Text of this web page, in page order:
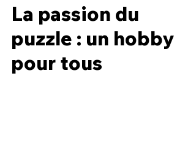
La passion du
puzzle : un hobby
pour tous